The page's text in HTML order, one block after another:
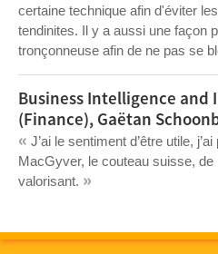
certaine technique afin d'éviter
tendinites. Il y a aussi une façon
tronçonneuse afin de ne pas se
Business Intelligence and
(Finance), Gaëtan
« J’ai le sentiment d’être utile,
MacGyver, le couteau suisse, de
valorisant. »